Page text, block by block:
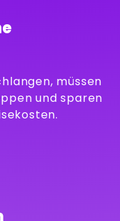
müssen
und sparen